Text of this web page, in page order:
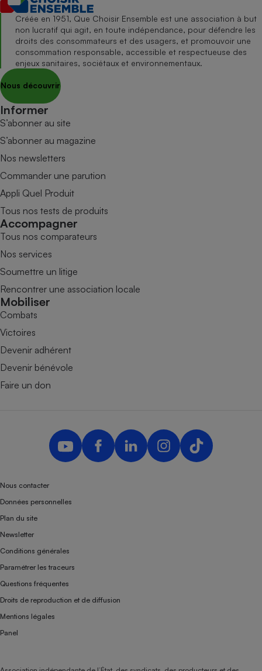
Créée en 1951, Que Choisir Ensemble est une association à but
non lucratif qui agit, en toute indépendance, pour défendre les
droits des consommateurs et des usagers, et promouvoir une
consommation responsable, accessible et respectueuse des
enjeux sanitaires, sociétaux et environnementaux.
Nous découvrir
Informer
S’abonner au site
S’abonner au magazine
Nos newsletters
Commander une parution
Appli Quel Produit
Tous nos tests de produits
Accompagner
Tous nos comparateurs
Nos services
Soumettre un litige
Rencontrer une association locale
Mobiliser
Combats
Victoires
Devenir adhérent
Devenir bénévole
Faire un don
Nous contacter
Données personnelles
Plan du site
Newsletter
Conditions générales
Paramétrer les traceurs
Questions fréquentes
Droits de reproduction et de diffusion
Mentions légales
Panel